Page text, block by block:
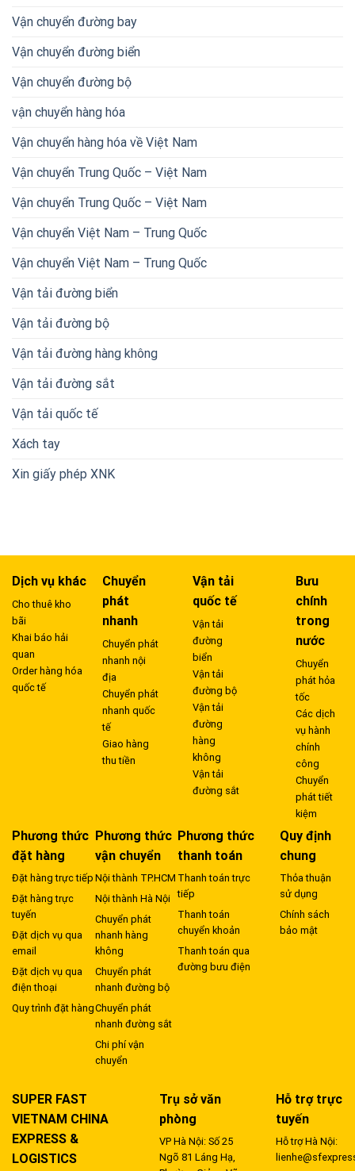
Vận chuyển đường bay
Vận chuyển đường biển
Vận chuyển đường bộ
vận chuyển hàng hóa
Vận chuyển hàng hóa về Việt Nam
Vận chuyển Trung Quốc – Việt Nam
Vận chuyển Trung Quốc – Việt Nam
Vận chuyển Việt Nam – Trung Quốc
Vận chuyển Việt Nam – Trung Quốc
Vận tải đường biển
Vận tải đường bộ
Vận tải đường hàng không
Vận tải đường sắt
Vận tải quốc tế
Xách tay
Xin giấy phép XNK
Dịch vụ khác
Cho thuê kho
bãi
Khai báo hải
quan
Order hàng hóa
quốc tế
Chuyển
phát
nhanh
Chuyển phát
nhanh nội
địa
Chuyển phát
nhanh quốc
tế
Giao hàng
thu tiền
Vận tải
quốc tế
Vận tải
đường
biển
Vận tải
đường bộ
Vận tải
đường
hàng
không
Vận tải
đường sắt
Bưu
chính
trong
nước
Chuyển
phát hỏa
tốc
Các dịch
vụ hành
chính
công
Chuyển
phát tiết
kiệm
Phương thức
đặt hàng
Đặt hàng trực tiếp
Đặt hàng trực
tuyến
Đặt dịch vụ qua
email
Đặt dịch vụ qua
điện thoại
Quy trình đặt hàng
Phương thức
vận chuyển
Nội thành TP.HCM
Nội thành Hà Nội
Chuyển phát
nhanh hàng
không
Chuyển phát
nhanh đường bộ
Chuyển phát
nhanh đường sắt
Chi phí vận
chuyển
Phương thức
thanh toán
Thanh toán trực
tiếp
Thanh toán
chuyển khoản
Thanh toán qua
đường bưu điện
Quy định
chung
Thỏa thuận
sử dụng
Chính sách
bảo mật
SUPER FAST
VIETNAM CHINA
EXPRESS &
LOGISTICS
Trụ sở văn
phòng
VP Hà Nội: Số 25
Ngõ 81 Láng Hạ,
Hỗ trợ trực
tuyến
Hỗ trợ Hà Nội: